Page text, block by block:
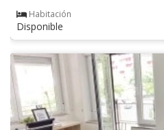
Habitación
Disponible